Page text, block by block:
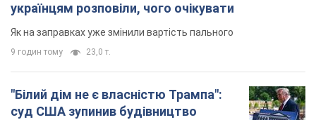
українцям розповіли, чого очікувати
Як на заправках уже змінили вартість пального
9 годин тому 23,0 т.
"Білий дім не є власністю Трампа":
суд США зупинив будівництво